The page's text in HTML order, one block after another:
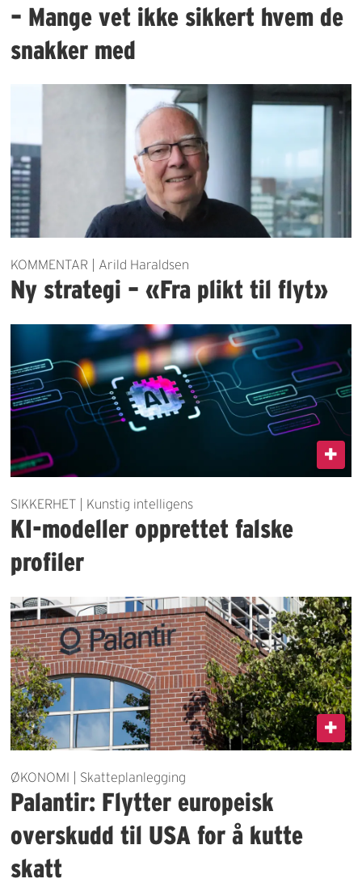
– Mange vet ikke sikkert hvem de
snakker med
KOMMENTAR | Arild Haraldsen
Ny strategi – «Fra plikt til flyt»
SIKKERHET | Kunstig intelligens
KI-modeller opprettet falske
profiler
ØKONOMI | Skatteplanlegging
Palantir: Flytter europeisk
overskudd til USA for å kutte
skatt